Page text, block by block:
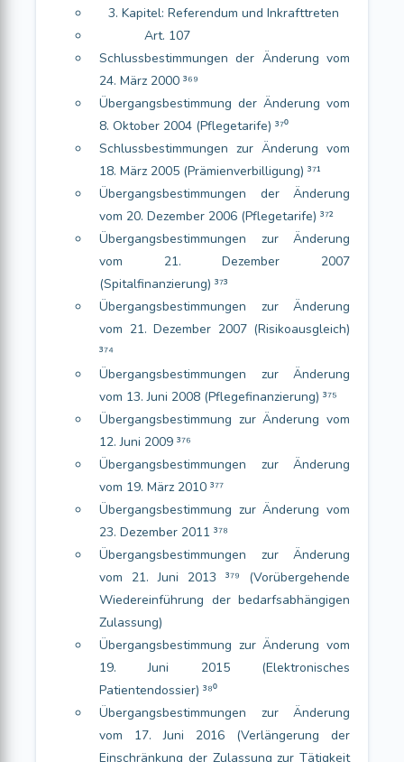
3. Kapitel: Referendum und Inkrafttreten
Art. 107
Schlussbestimmungen der Änderung vom
24. März 2000 ³⁶⁹
Übergangsbestimmung der Änderung vom
8. Oktober 2004 (Pflegetarife) ³⁷⁰
Schlussbestimmungen zur Änderung vom
18. März 2005 (Prämienverbilligung) ³⁷¹
Übergangsbestimmungen der Änderung
vom 20. Dezember 2006 (Pflegetarife) ³⁷²
Übergangsbestimmungen zur Änderung
vom 21. Dezember 2007
(Spitalfinanzierung) ³⁷³
Übergangsbestimmungen zur Änderung
vom 21. Dezember 2007 (Risikoausgleich)
³⁷⁴
Übergangsbestimmungen zur Änderung
vom 13. Juni 2008 (Pflegefinanzierung) ³⁷⁵
Übergangsbestimmung zur Änderung vom
12. Juni 2009 ³⁷⁶
Übergangsbestimmungen zur Änderung
vom 19. März 2010 ³⁷⁷
Übergangsbestimmung zur Änderung vom
23. Dezember 2011 ³⁷⁸
Übergangsbestimmungen zur Änderung
vom 21. Juni 2013 ³⁷⁹ (Vorübergehende
Wiedereinführung der bedarfsabhängigen
Zulassung)
Übergangsbestimmung zur Änderung vom
19. Juni 2015 (Elektronisches
Patientendossier) ³⁸⁰
Übergangsbestimmungen zur Änderung
vom 17. Juni 2016 (Verlängerung der
Einschränkung der Zulassung zur Tätigkeit